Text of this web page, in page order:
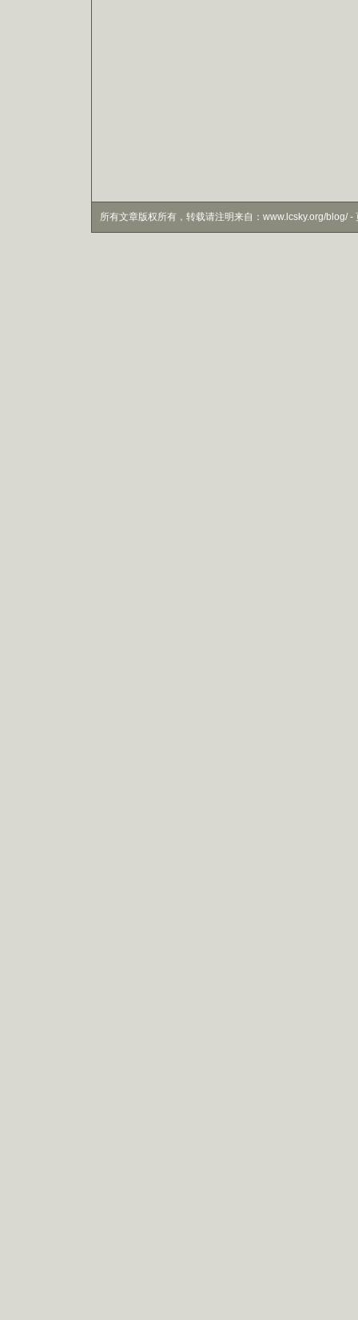
所有文章版权所有，转载请注明来自：www.lcsky.org/blog/